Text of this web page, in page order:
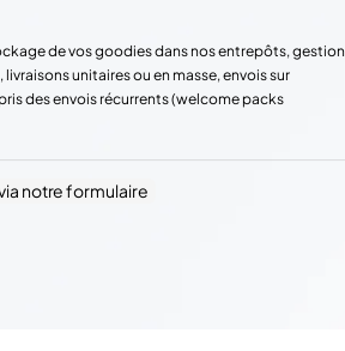
de vos goodies dans nos entrepôts, gestion
unitaires ou en masse, envois sur
des envois récurrents (welcome packs
notre formulaire